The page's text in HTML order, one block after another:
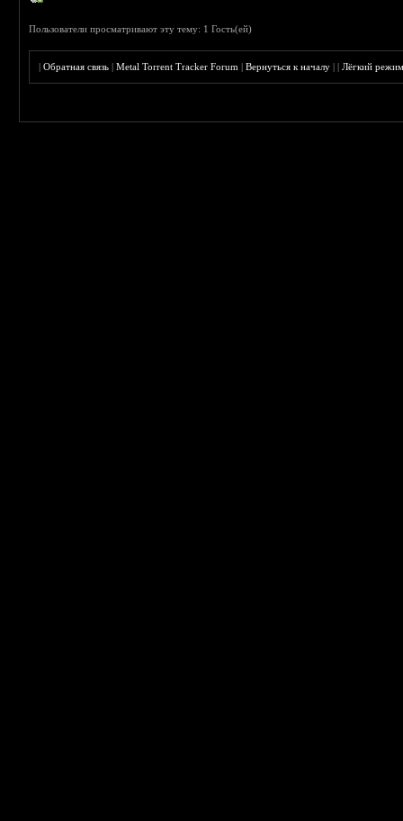
Пользователи просматривают эту тему: 1 Гость(ей)
|Обратная связь |Metal Torrent Tracker Forum |Вернуться к началу ||Лёгкий